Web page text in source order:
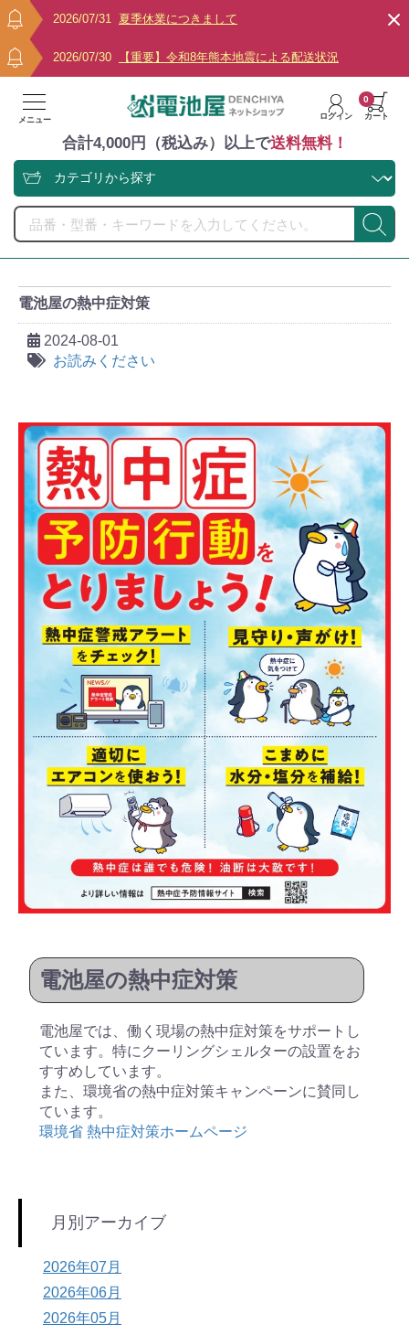
2026/07/31 夏季休業につきまして
2026/07/30 【重要】令和8年熊本地震による配送状況
メニュー ログイン カート
0
合計4,000円（税込み）以上で送料無料！
電池屋の熱中症対策
2024-08-01
お読みください
電池屋の熱中症対策
電池屋では、働く現場の熱中症対策をサポートし
ています。特にクーリングシェルターの設置をお
すすめしています。
また、環境省の熱中症対策キャンペーンに賛同し
ています。
環境省 熱中症対策ホームページ
月別アーカイブ
2026年07月
2026年06月
2026年05月